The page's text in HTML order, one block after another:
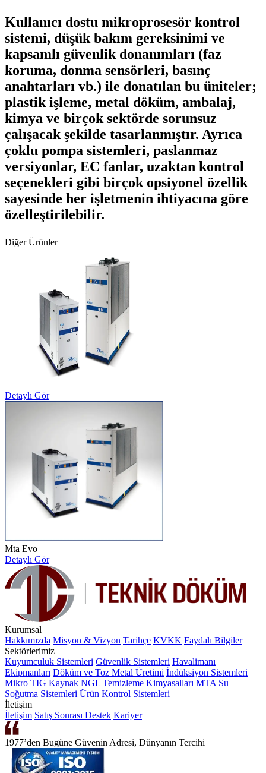
Kullanıcı dostu mikroprosesör kontrol
sistemi, düşük bakım gereksinimi ve
kapsamlı güvenlik donanımları (faz
koruma, donma sensörleri, basınç
anahtarları vb.) ile donatılan bu üniteler;
plastik işleme, metal döküm, ambalaj,
kimya ve birçok sektörde sorunsuz
çalışacak şekilde tasarlanmıştır. Ayrıca
çoklu pompa sistemleri, paslanmaz
versiyonlar, EC fanlar, uzaktan kontrol
seçenekleri gibi birçok opsiyonel özellik
sayesinde her işletmenin ihtiyacına göre
özelleştirilebilir.
Diğer Ürünler
Detaylı Gör
Mta Evo
Detaylı Gör
Kurumsal
Hakkımızda Misyon & Vizyon Tarihçe KVKK Faydalı Bilgiler
Sektörlerimiz
Kuyumculuk Sistemleri Güvenlik Sistemleri Havalimanı
Ekipmanları Döküm ve Toz Metal Üretimi İndüksiyon Sistemleri
Mikro TIG Kaynak NGL Temizleme Kimyasalları MTA Su
Soğutma Sistemleri Ürün Kontrol Sistemleri
İletişim
İletişim Satış Sonrası Destek Kariyer
1977’den Bugüne Güvenin Adresi, Dünyanın Tercihi